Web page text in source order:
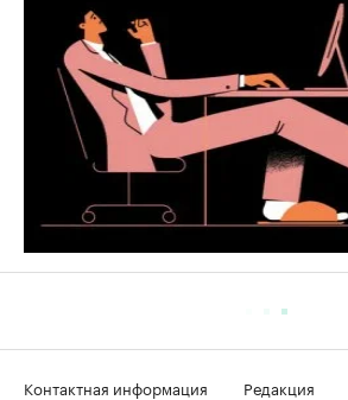
Контактная информация
Редакция